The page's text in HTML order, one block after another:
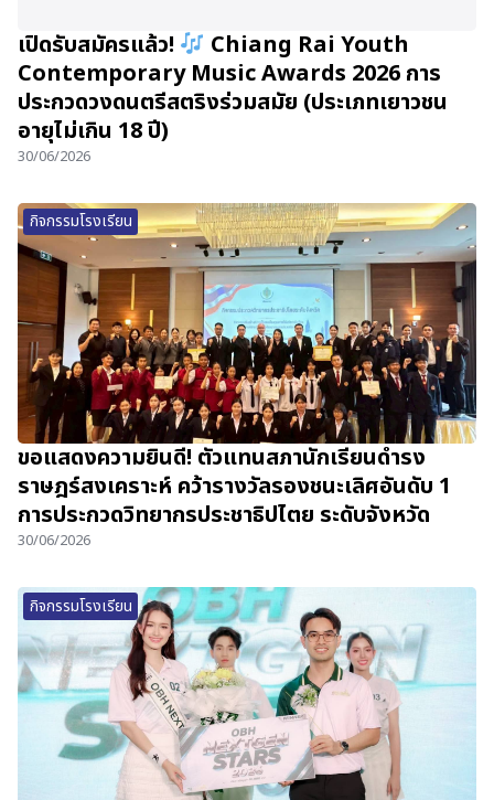
เปิดรับสมัครแล้ว!
Chiang Rai Youth
Contemporary Music Awards 2026 การ
ประกวดวงดนตรีสตริงร่วมสมัย (ประเภทเยาวชน
อายุไม่เกิน 18 ปี)
30/06/2026
กิจกรรมโรงเรียน
ขอแสดงความยินดี! ตัวแทนสภานักเรียนดำรง
ราษฎร์สงเคราะห์ คว้ารางวัลรองชนะเลิศอันดับ 1
การประกวดวิทยากรประชาธิปไตย ระดับจังหวัด
30/06/2026
กิจกรรมโรงเรียน